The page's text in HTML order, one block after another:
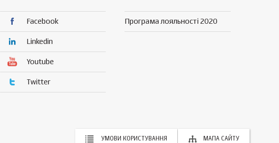
Facebook
Linkedin
Youtube
Twitter
Програма лояльності 2020
УМОВИ КОРИСТУВАННЯ МАПА САЙТУ